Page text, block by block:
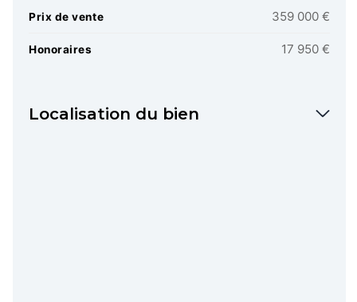
Prix de vente 359 000 €
Honoraires 17 950 €
Localisation du bien